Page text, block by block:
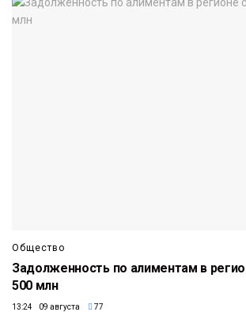
Общество
Задолженность по алиментам в
500 млн
13:24 09 августа 77